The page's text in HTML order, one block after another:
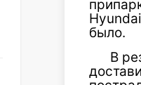
было.
В